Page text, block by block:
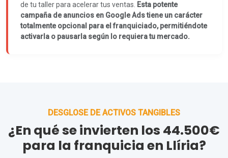
de tu taller para acelerar tus ventas.
Esta potente
campaña de anuncios en Google Ads tiene un carácter
totalmente opcional para el franquiciado, permitiéndote
activarla o pausarla según lo requiera tu mercado.
DESGLOSE DE ACTIVOS TANGIBLES
¿En qué se invierten los 44.500€
para la franquicia en Llíria?